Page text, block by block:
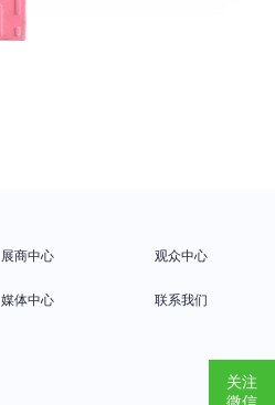
关注
展商中心 观众中心
媒体中心 联系我们